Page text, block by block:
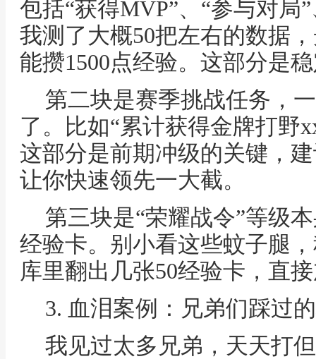
包括“获得MVP”、“参与对局
我测了大概50把左右的数据
能攒1500点经验。这部分是
第二块是赛季挑战任务，
了。比如“累计获得金牌打野
这部分是前期冲级的关键，
让你快速领先一大截。
第三块是“荣耀战令”等级
经验卡。别小看这些蚊子腿
库里翻出几张50经验卡，直
3. 血泪案例：兄弟们踩过
我见过太多兄弟，天天打